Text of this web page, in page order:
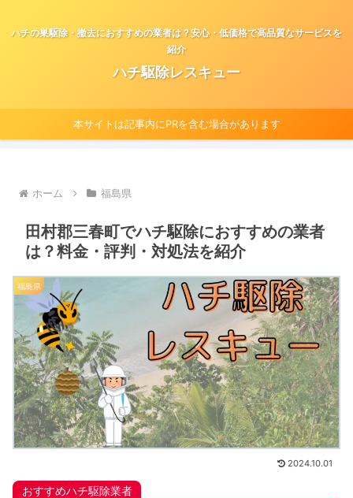
ハチの巣駆除・撤去におすすめの業者は？安心・低価格で高品質なサービスを
紹介
ハチ駆除レスキュー
本サイトは記事内にPRを含む場合があります
ホーム 福島県
田村郡三春町でハチ駆除におすすめの業者
は？料金・評判・対処法を紹介
福島県
2024.10.01
おすすめハチ駆除業者